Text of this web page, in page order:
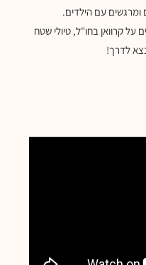
ומרגשים עם הילדים.
קרוואן בחו"ל, טיולי שטח
לדרך!